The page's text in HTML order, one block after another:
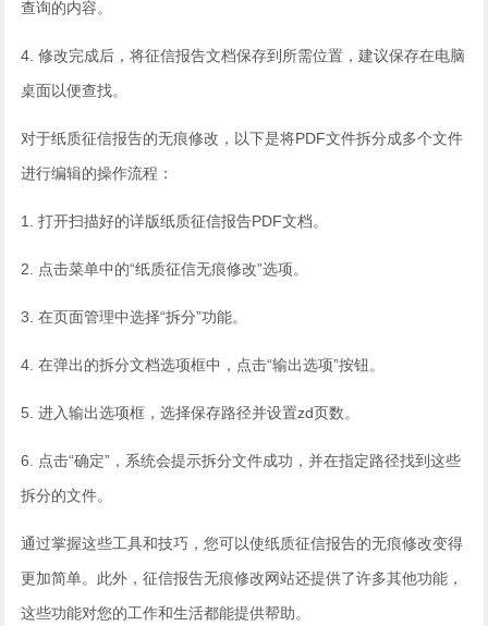
查询的内容。
4. 修改完成后，将征信报告文档保存到所需位置，建议保存在电脑
桌面以便查找。
对于纸质征信报告的无痕修改，以下是将PDF文件拆分成多个文件
进行编辑的操作流程：
1. 打开扫描好的详版纸质征信报告PDF文档。
2. 点击菜单中的“纸质征信无痕修改”选项。
3. 在页面管理中选择“拆分”功能。
4. 在弹出的拆分文档选项框中，点击“输出选项”按钮。
5. 进入输出选项框，选择保存路径并设置zd页数。
6. 点击“确定”，系统会提示拆分文件成功，并在指定路径找到这些
拆分的文件。
通过掌握这些工具和技巧，您可以使纸质征信报告的无痕修改变得
更加简单。此外，征信报告无痕修改网站还提供了许多其他功能，
这些功能对您的工作和生活都能提供帮助。